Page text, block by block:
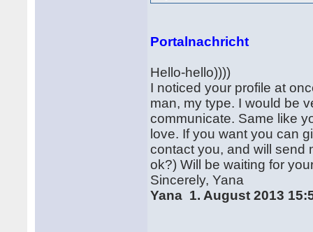
Portalnachricht
Hello-hello))))
I noticed your profile at
man, my type. I would be
communicate. Same like
love. If you want you can
contact you, and will send
ok?) Will be waiting for
Sincerely, Yana
Yana 1. August 2013